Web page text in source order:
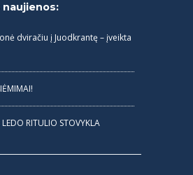
dviračiu į Juodkrantę – įveikta
LEDO RITULIO STOVYKLA